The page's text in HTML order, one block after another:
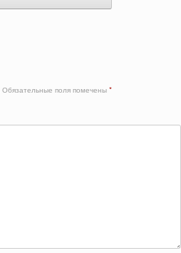
Обязательные поля помечены *